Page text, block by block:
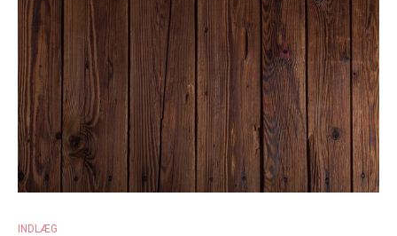
INDLÆG